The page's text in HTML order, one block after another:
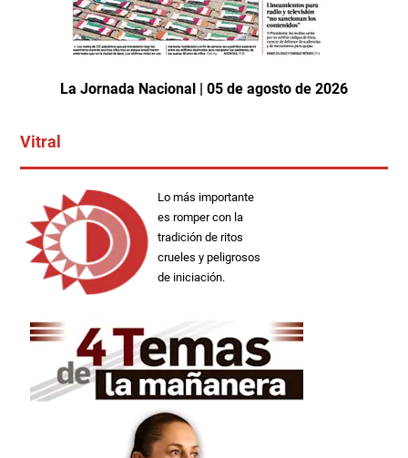
La Jornada Nacional | 05 de agosto de 2026
Vitral
Lo más importante
es romper con la
tradición de ritos
crueles y peligrosos
de iniciación.